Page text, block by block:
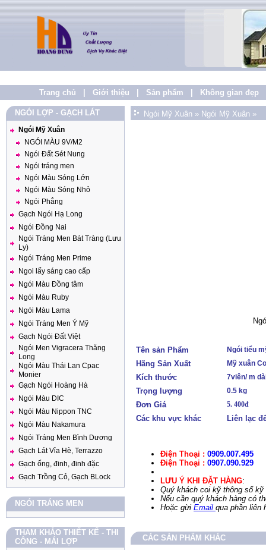
Trang chủ Giới thiệu Sản phẩm Không gian đẹp
NGÓI LỢP - GẠCH LÁT
Ngói Mỹ Xuân
NGÓI MÀU 9V/M2
Ngói Đất Sét Nung
Ngói tráng men
Ngói Màu Sóng Lớn
Ngói Màu Sóng Nhỏ
Ngói Phẳng
Gạch Ngói Hạ Long
Ngói Đồng Nai
Ngói Tráng Men Bát Tràng (Lưu
Ly)
Ngói Tráng Men Prime
Ngoi lấy sáng cao cấp
Ngói Màu Đồng tâm
Ngói Màu Ruby
Ngói Màu Lama
Ngói Tráng Men Ý Mỹ
Gạch Ngói Đất Việt
Ngói Men Vigracera Thăng
Long
Ngói Màu Thái Lan Cpac
Monier
Gạch Ngói Hoàng Hà
Ngói Màu DIC
Ngói Màu Nippon TNC
Ngói Màu Nakamura
Ngói Tráng Men Bình Dương
Gạch Lát Vỉa Hè, Terrazzo
Gạch ống, đinh, đinh đặc
Gạch Trồng Cỏ, Gạch BLock
NGÓI TRÁNG MEN
THAM KHẢO THIẾT KẾ - THI
CÔNG - MÁI LỢP
Ngói Mỹ Xuân » Ngói Mỹ Xuân »
Tên sản Phẩm Ngói tiểu
Hãng Sản Xuất Mỹ xuân
Kích thước 7viên/ m
Trọng lượng 0.5 kg
Đơn Giá 5. 400đ
Các khu vực khác Liên lạc
Điện Thoại : 0909.007.495
Điện Thoại : 0907.090.929
LƯU Ý KHI ĐẶT HÀNG:
Quý khách coi kỹ thông số
Nếu cần quý khách hàng có
Hoặc gừi Email qua phần liên
CÁC SẢN PHẨM KHÁC